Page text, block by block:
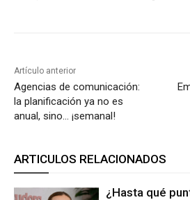
Artículo anterior
Agencias de comunicación:
la planificación ya no es
anual, sino… ¡semanal!
ARTICULOS RELACIONADOS
¿Hasta qué